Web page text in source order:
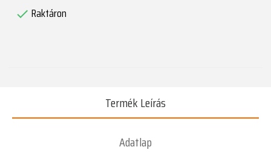
 Raktáron
Termék Leírás
Adatlap